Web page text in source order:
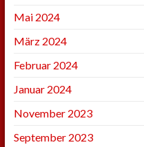
Mai 2024
März 2024
Februar 2024
Januar 2024
November 2023
September 2023